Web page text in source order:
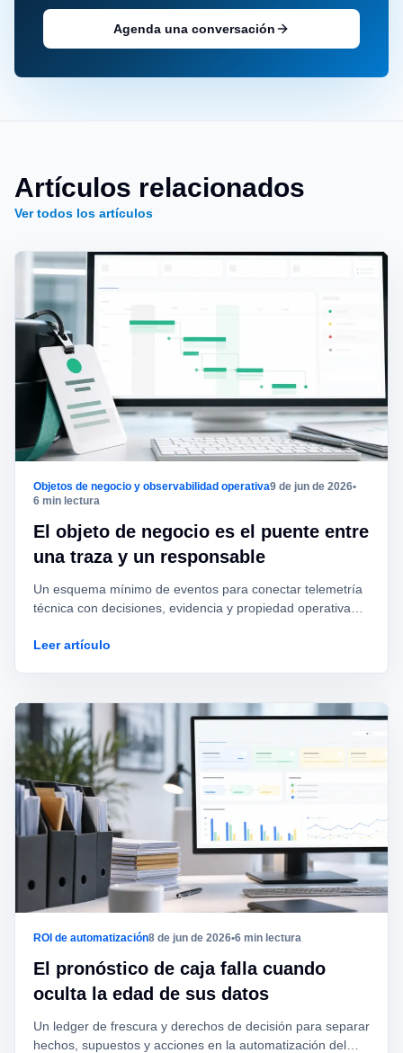
Agenda una conversación
Artículos relacionados
Ver todos los artículos
Objetos de negocio y observabilidad operativa9 de jun de 2026•
6 min lectura
El objeto de negocio es el puente entre
una traza y un responsable
Un esquema mínimo de eventos para conectar telemetría
técnica con decisiones, evidencia y propiedad operativa
Leer artículo
ROI de automatización8 de jun de 2026•6 min lectura
El pronóstico de caja falla cuando
oculta la edad de sus datos
Un ledger de frescura y derechos de decisión para separar
hechos, supuestos y acciones en la automatización del